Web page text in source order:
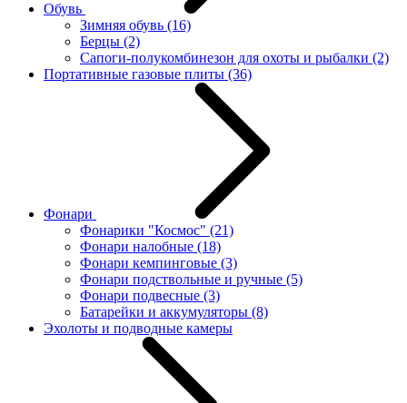
Обувь
Зимняя обувь (16)
Берцы (2)
Сапоги-полукомбинезон для охоты и рыбалки (2)
Портативные газовые плиты (36)
Фонари
Фонарики "Космос" (21)
Фонари налобные (18)
Фонари кемпинговые (3)
Фонари подствольные и ручные (5)
Фонари подвесные (3)
Батарейки и аккумуляторы (8)
Эхолоты и подводные камеры